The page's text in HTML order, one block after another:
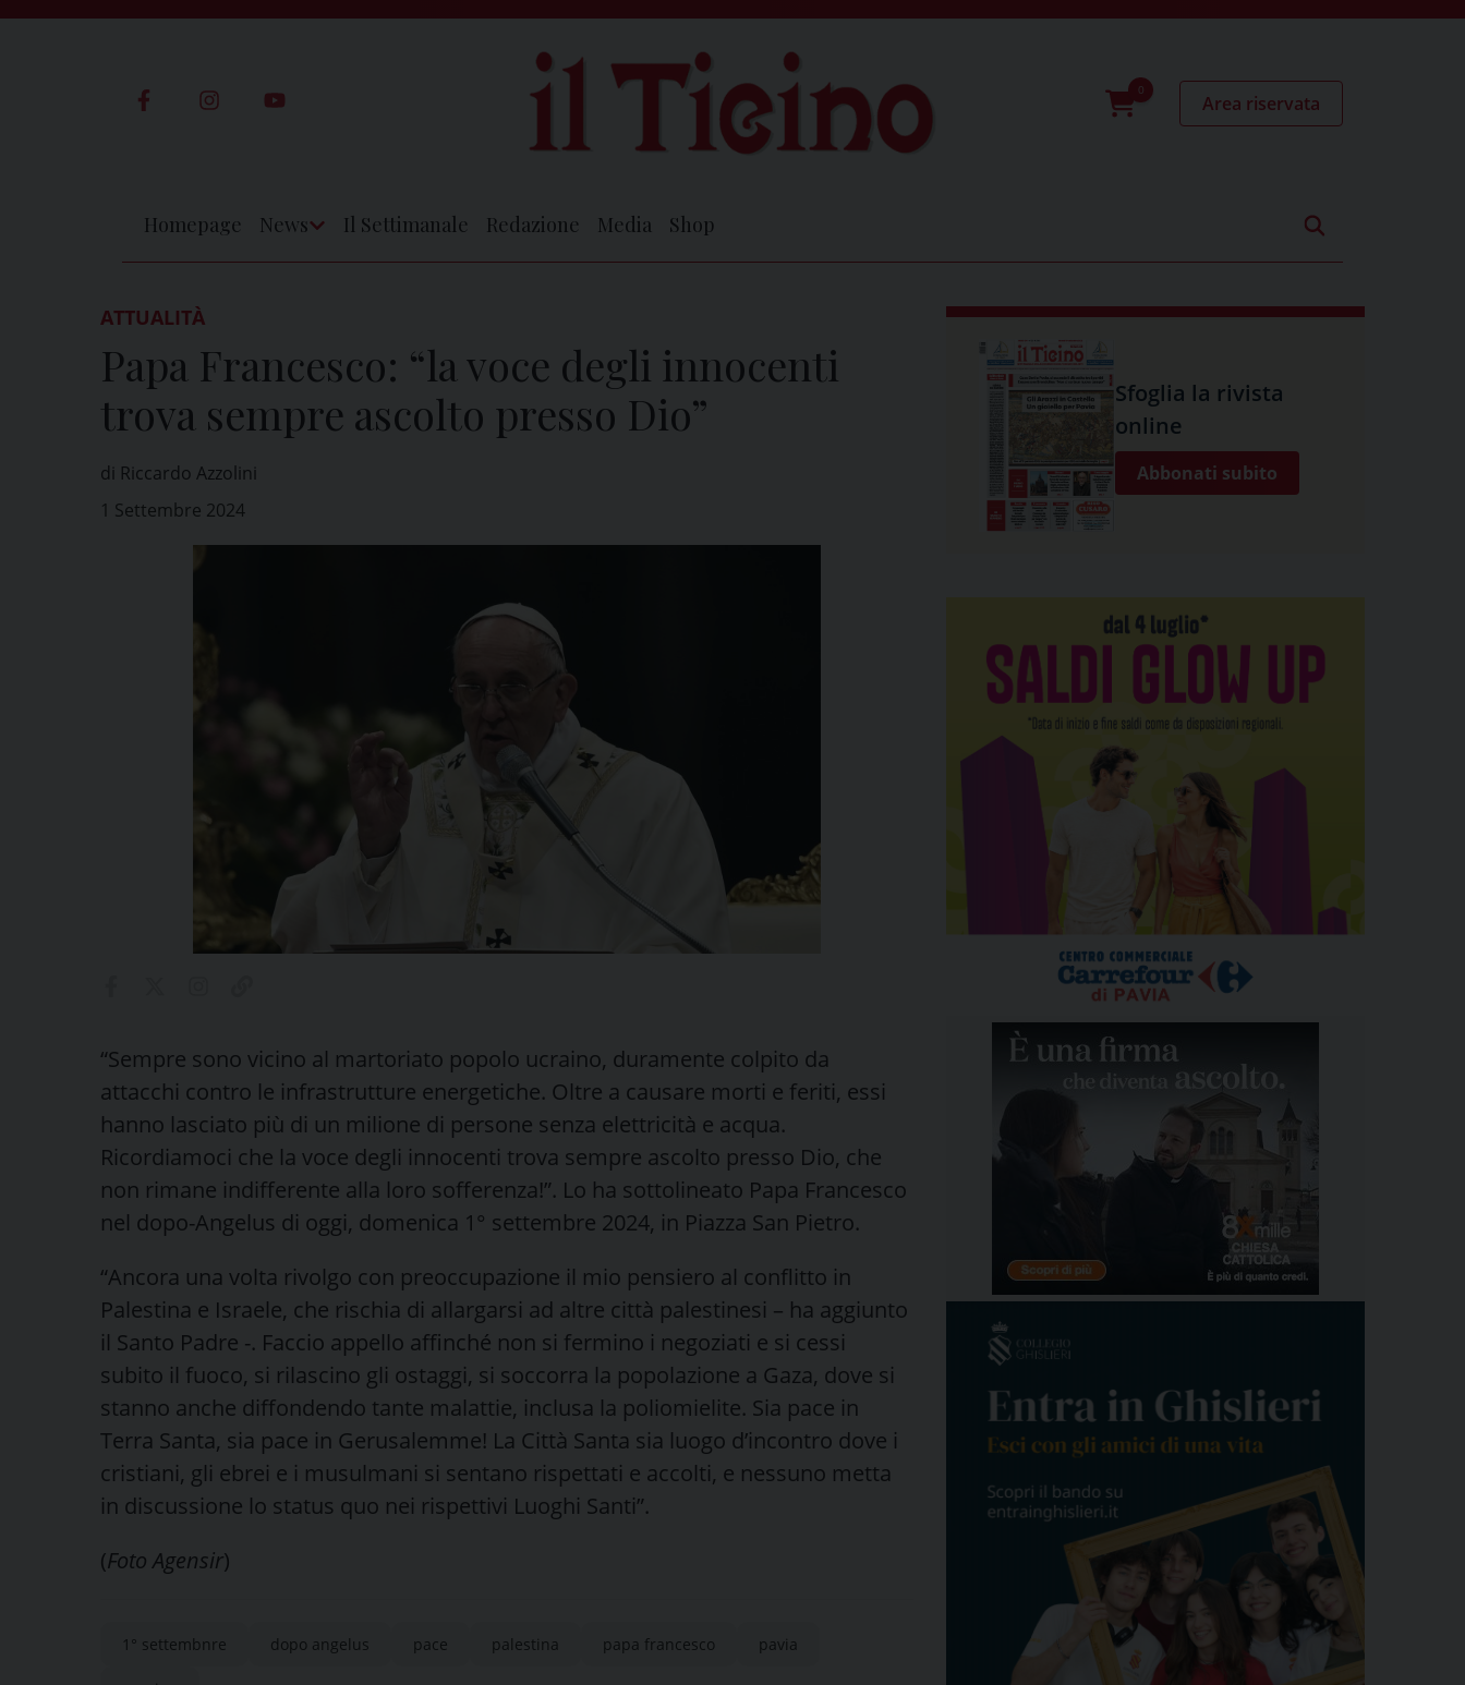
0
Area riservata
Homepage News Il Settimanale Redazione Media Shop
ATTUALITÀ
Papa Francesco: “la voce degli innocenti
trova sempre ascolto presso Dio”
di Riccardo Azzolini
1 Settembre 2024
“Sempre sono vicino al martoriato popolo ucraino, duramente colpito da
attacchi contro le infrastrutture energetiche. Oltre a causare morti e feriti, essi
hanno lasciato più di un milione di persone senza elettricità e acqua.
Ricordiamoci che la voce degli innocenti trova sempre ascolto presso Dio, che
non rimane indifferente alla loro sofferenza!”. Lo ha sottolineato Papa Francesco
nel dopo-Angelus di oggi, domenica 1° settembre 2024, in Piazza San Pietro.
“Ancora una volta rivolgo con preoccupazione il mio pensiero al conflitto in
Palestina e Israele, che rischia di allargarsi ad altre città palestinesi – ha aggiunto
il Santo Padre -. Faccio appello affinché non si fermino i negoziati e si cessi
subito il fuoco, si rilascino gli ostaggi, si soccorra la popolazione a Gaza, dove si
stanno anche diffondendo tante malattie, inclusa la poliomielite. Sia pace in
Terra Santa, sia pace in Gerusalemme! La Città Santa sia luogo d’incontro dove i
cristiani, gli ebrei e i musulmani si sentano rispettati e accolti, e nessuno metta
in discussione lo status quo nei rispettivi Luoghi Santi”.
(Foto Agensir)
1° settembnre dopo angelus pace palestina papa francesco pavia
Sfoglia la rivista
online
Abbonati subito